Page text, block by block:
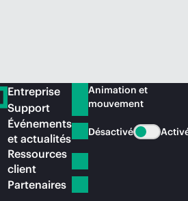
Entreprise
Support
Événements
et actualités
Ressources
client
Partenaires
Animation et
mouvement
Désactivé